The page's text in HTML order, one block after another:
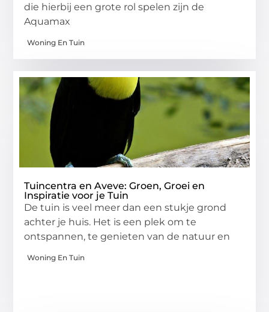
die hierbij een grote rol spelen zijn de
Aquamax
Woning En Tuin
Tuincentra en Aveve: Groen, Groei en
Inspiratie voor je Tuin
De tuin is veel meer dan een stukje grond
achter je huis. Het is een plek om te
ontspannen, te genieten van de natuur en
Woning En Tuin